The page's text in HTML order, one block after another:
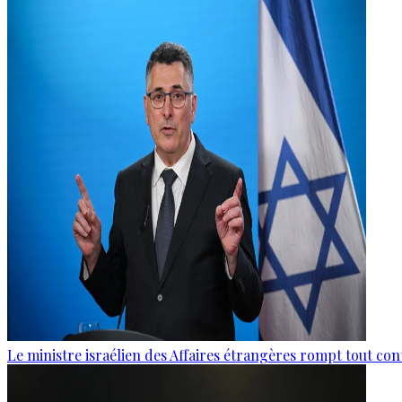
Le ministre israélien des Affaires étrangères rompt tout